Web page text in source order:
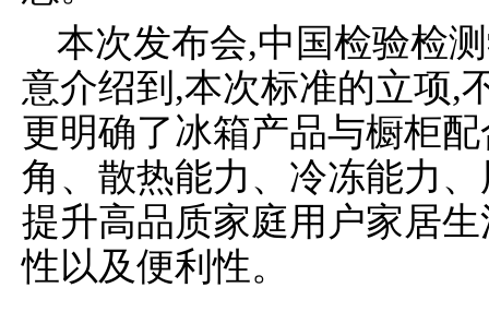
本次发布会,中国检验检
意介绍到,本次标准的立项,
更明确了冰箱产品与橱柜
角、散热能力、冷冻能力
提升高品质家庭用户家居
性以及便利性。